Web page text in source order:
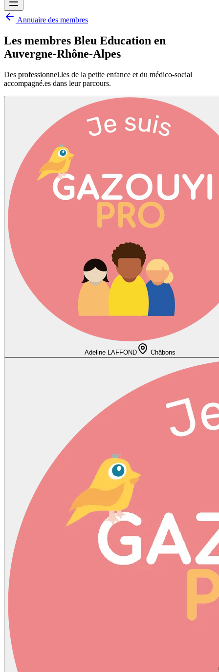
Annuaire des membres
Les membres Bleu Education en
Auvergne-Rhône-Alpes
Des professionnel.les de la petite enfance et du médico-social
accompagné.es dans leur parcours.
Adeline LAFFOND Châbons